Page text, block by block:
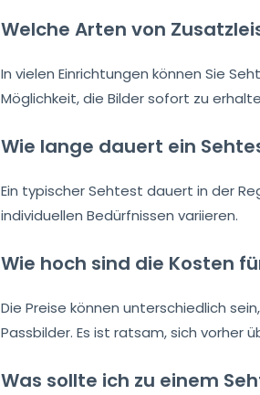
Welche Arten von
In vielen Einrichtungen können Sie
Möglichkeit, die Bilder sofort zu
Wie lange dauert ein
Ein typischer Sehtest dauert in der
individuellen Bedürfnissen variieren.
Wie hoch sind die Kosten
Die Preise können unterschiedlich
Passbilder. Es ist ratsam, sich vorher
Was sollte ich zu einem